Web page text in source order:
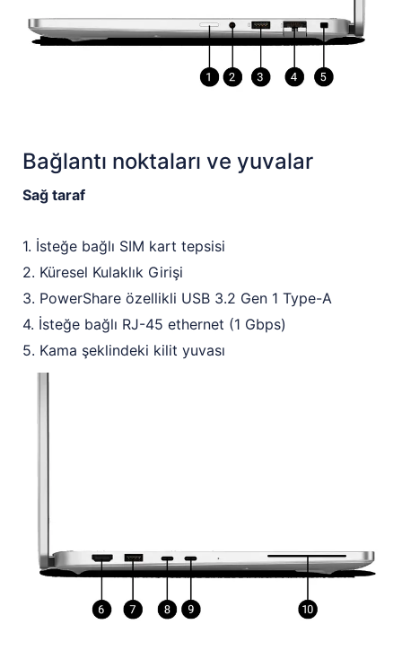
Bağlantı noktaları ve yuvalar
Sağ taraf
1. İsteğe bağlı SIM kart tepsisi
2. Küresel Kulaklık Girişi
3. PowerShare özellikli USB 3.2 Gen 1 Type-A
4. İsteğe bağlı RJ-45 ethernet (1 Gbps)
5. Kama şeklindeki kilit yuvası